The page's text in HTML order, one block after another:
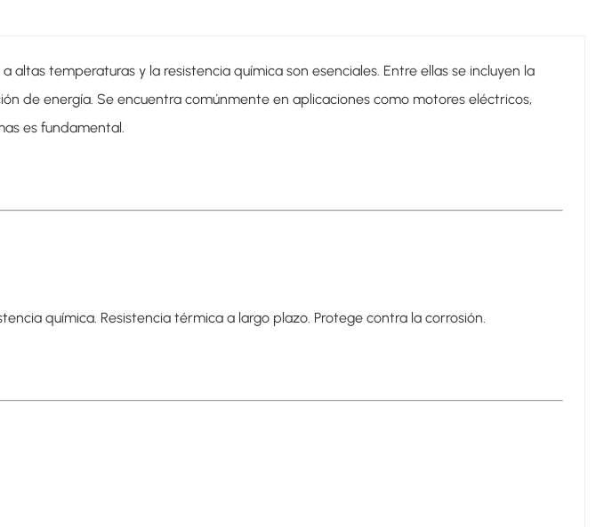
temperaturas y la resistencia química son esenciales. Entre ellas se incluyen la
de energía. Se encuentra comúnmente en aplicaciones como motores eléctricos,
es fundamental.
química. Resistencia térmica a largo plazo. Protege contra la corrosión.